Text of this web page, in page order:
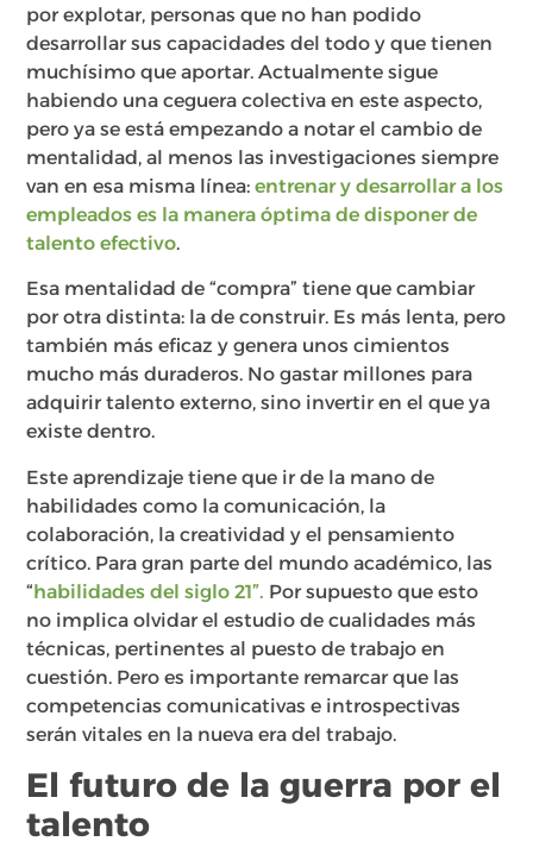
por explotar, personas que no han podido
desarrollar sus capacidades del todo y que tienen
muchísimo que aportar. Actualmente sigue
habiendo una ceguera colectiva en este aspecto,
pero ya se está empezando a notar el cambio de
mentalidad, al menos las investigaciones siempre
van en esa misma línea:entrenar y desarrollar a los
empleados es la manera óptima de disponer de
talento efectivo.
Esa mentalidad de “compra” tiene que cambiar
por otra distinta: la de construir. Es más lenta, pero
también más eficaz y genera unos cimientos
mucho más duraderos. No gastar millones para
adquirir talento externo, sino invertir en el que ya
existe dentro.
Este aprendizaje tiene que ir de la mano de
habilidades como la comunicación, la
colaboración, la creatividad y el pensamiento
crítico. Para gran parte del mundo académico, las
“habilidades del siglo 21”. Por supuesto que esto
no implica olvidar el estudio de cualidades más
técnicas, pertinentes al puesto de trabajo en
cuestión. Pero es importante remarcar que las
competencias comunicativas e introspectivas
serán vitales en la nueva era del trabajo.
El futuro de la guerra por el
talento